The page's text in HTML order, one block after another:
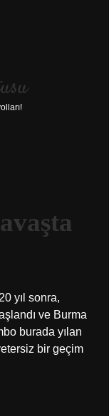
yıl sonra,
ve Burma
burada yılan
bir geçim